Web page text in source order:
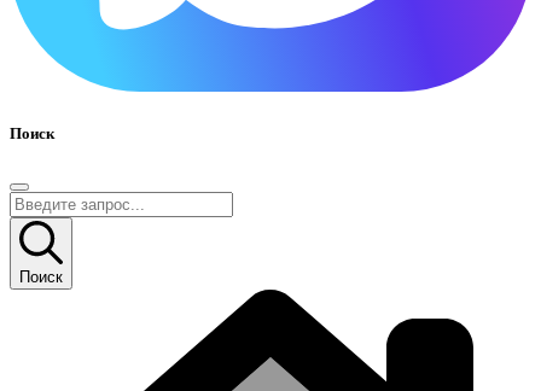
Поиск
Поиск